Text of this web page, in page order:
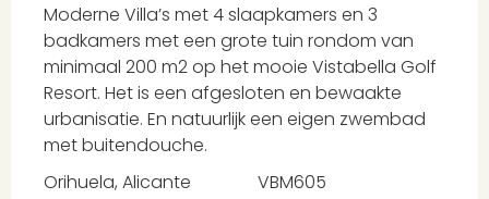
Moderne Villa’s met 4 slaapkamers en 3
badkamers met een grote tuin rondom van
minimaal 200 m2 op het mooie Vistabella Golf
Resort. Het is een afgesloten en bewaakte
urbanisatie. En natuurlijk een eigen zwembad
met buitendouche.
Orihuela, Alicante
VBM605